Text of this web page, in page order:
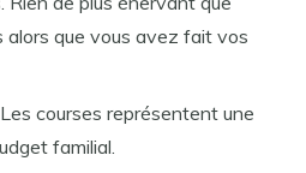
alors que vous avez fait vos
courses représentent une
familial.